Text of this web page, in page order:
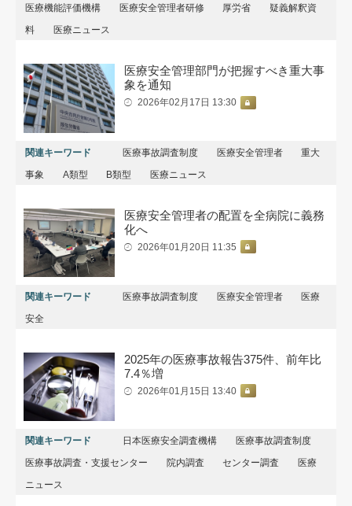
医療機能評価機構
医療安全管理者研修 厚労省
疑義解釈資
料
医療ニュース
医療安全管理部門が把握すべき重大事
象を通知
2026年02月17日 13:30
関連キーワード 医療事故調査制度 医療安全管理者
重大
事象
A類型 B類型 医療ニュース
医療安全管理者の配置を全病院に義務
化へ
2026年01月20日 11:35
関連キーワード 医療事故調査制度 医療安全管理者
医療
安全
2025年の医療事故報告375件、前年比
7.4％増
2026年01月15日 13:40
関連キーワード 日本医療安全調査機構
医療事故調査制度
医療事故調査・支援センター
院内調査 センター調査
医療
ニュース